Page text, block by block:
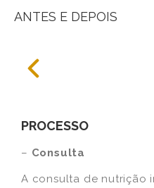
ANTES E DEPOIS
PROCESSO
– Consulta
A consulta de nutrição